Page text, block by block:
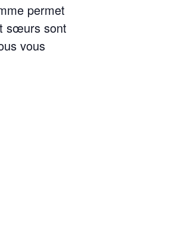
permet
sœurs sont
vous